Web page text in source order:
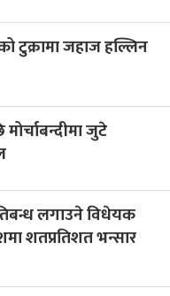
टुक्रामा जहाज हल्लिन
जुटे
लगाउने विधेयक
शतप्रतिशत भन्सार